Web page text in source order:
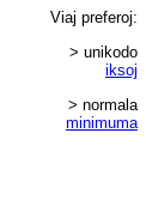
Viaj preferoj:
> unikodo
iksoj
> normala
minimuma